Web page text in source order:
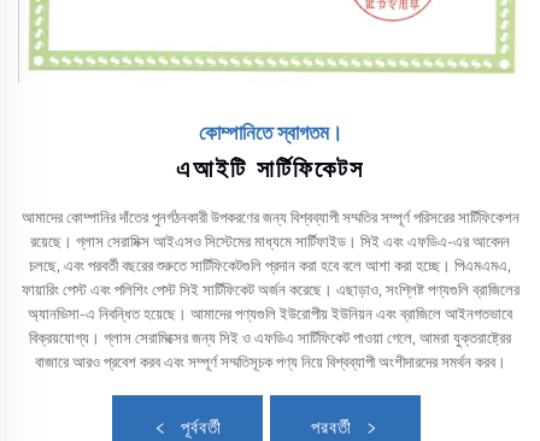
কোম্পানিতে স্বাগতম।
এআইটি সার্টিফিকেটস
আমাদের কোম্পানির দাঁতের পুনর্গঠনকারী উপকরণের জন্য বিশ্বব্যাপী সম্মতির সম্পূর্ণ পরিসরের সার্টিফিকেশন
রয়েছে। গ্লাস সেরামিক্স আইএসও সিস্টেমের মাধ্যমে সার্টিফাইড। সিই এবং এফডিএ-এর আবেদন
চলছে, এবং পরবর্তী বছরের শুরুতে সার্টিফিকেটগুলি প্রদান করা হবে বলে আশা করা হচ্ছে। পিএমএমএ,
ফায়ারিং পেস্ট এবং পলিশিং পেস্ট সিই সার্টিফিকেট অর্জন করেছে। এছাড়াও, সংশ্লিষ্ট পণ্যগুলি ব্রাজিলের
অ্যানভিসা-এ নিবন্ধিত হয়েছে। আমাদের পণ্যগুলি ইউরোপীয় ইউনিয়ন এবং ব্রাজিলে আইনগতভাবে
বিক্রয়যোগ্য। গ্লাস সেরামিক্সের জন্য সিই ও এফডিএ সার্টিফিকেট পাওয়া গেলে, আমরা যুক্তরাষ্ট্রের
বাজারে আরও প্রবেশ করব এবং সম্পূর্ণ সম্মতিসূচক পণ্য নিয়ে বিশ্বব্যাপী অংশীদারদের সমর্থন করব।
পূর্ববর্তী পরবর্তী